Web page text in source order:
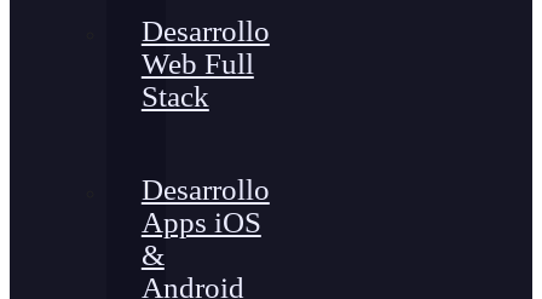
Desarrollo
Web Full
Stack
Desarrollo
Apps iOS
&
Android